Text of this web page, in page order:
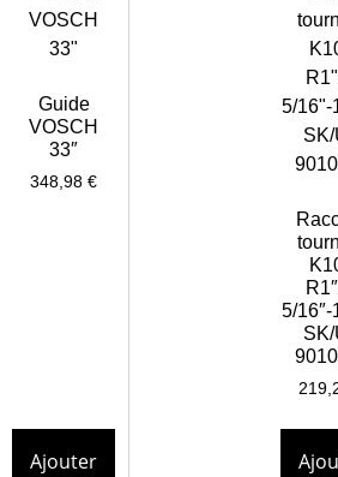
Guide
VOSCH
33″
348,98€
Ajouter
5/16″-